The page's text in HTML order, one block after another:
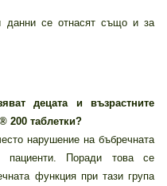
данни се отнасят също и за
децата и възрастните
200 таблетки?
нарушение на бъбречната
пациенти. Поради това се
функция при тази група